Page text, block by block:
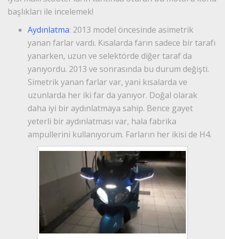
başlıkları ile incelemek!
Aydınlatma: 2013 model öncesinde asimetrik
yanan farlar vardı. Kısalarda farın sadece bir tarafı
yanarken, uzun ve selektörde diğer taraf da
yanıyordu. 2013 ve sonrasında bu durum değişti.
Simetrik yanan farlar var, yani kısalarda ve
uzunlarda her iki far da yanıyor. Doğal olarak
daha iyi bir aydınlatmaya sahip. Bence gayet
yeterli bir aydınlatması var, hala fabrika
ampullerini kullanıyorum. Farların her ikisi de H4.